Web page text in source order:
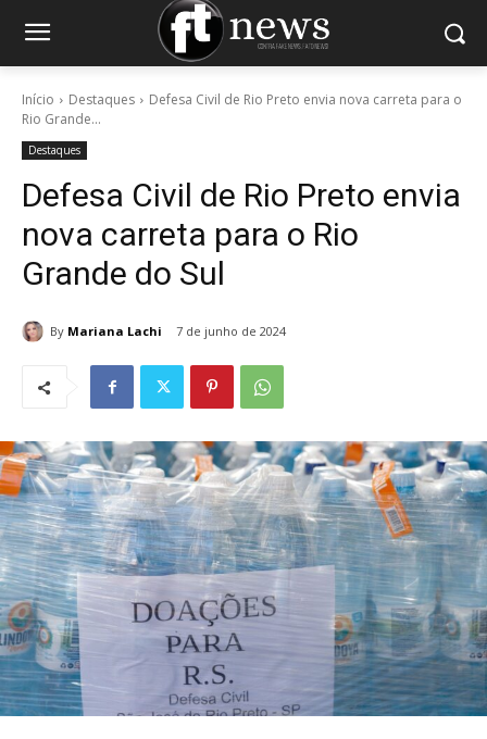
Início Destaques
Defesa Civil de Rio Preto envia nova carreta para o
Rio Grande...
Destaques
Defesa Civil de Rio Preto envia
nova carreta para o Rio
Grande do Sul
By Mariana Lachi 7 de junho de 2024